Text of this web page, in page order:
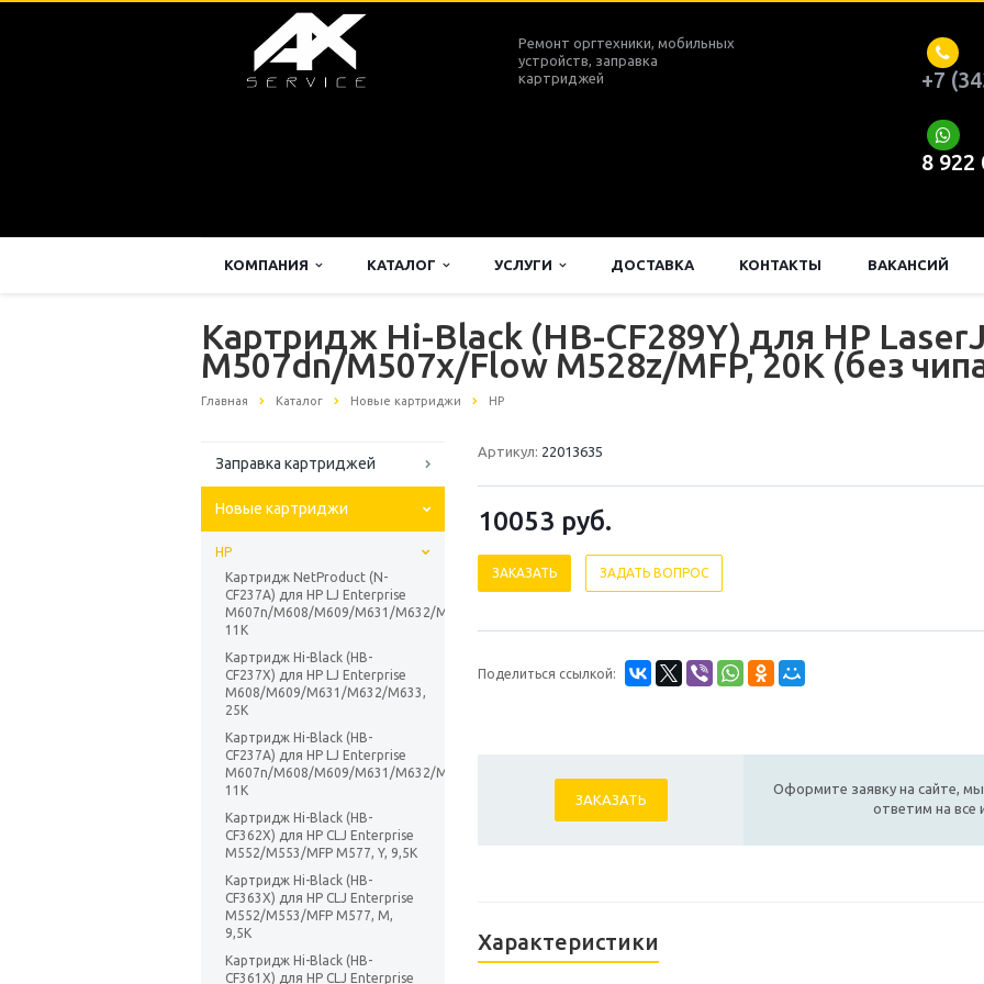
Ремонт оргтехники, мобильных
устройств, заправка
картриджей
+7
8 922
КОМПАНИЯ КАТАЛОГ УСЛУГИ ДОСТАВКА КОНТАКТЫ ВАКАНСИЙ
Картридж Hi-Black (HB-CF289Y) для HP
M507dn/M507x/Flow M528z/MFP, 20K (без
Главная Каталог Новые картриджи HP
Заправка картриджей
Новые картриджи
HP
Картридж NetProduct (N-
CF237A) для HP LJ Enterprise
M607n/M608/M609/M631/M632/M633,
11K
Картридж Hi-Black (HB-
CF237X) для HP LJ Enterprise
M608/M609/M631/M632/M633,
25K
Картридж Hi-Black (HB-
CF237A) для HP LJ Enterprise
M607n/M608/M609/M631/M632/M633,
11K
Картридж Hi-Black (HB-
CF362X) для HP CLJ Enterprise
M552/M553/MFP M577, Y, 9,5K
Картридж Hi-Black (HB-
CF363X) для HP CLJ Enterprise
M552/M553/MFP M577, M,
9,5K
Картридж Hi-Black (HB-
CF361X) для HP CLJ Enterprise
Артикул: 22013635
10053 руб.
ЗАКАЗАТЬ ЗАДАТЬ ВОПРОС
Поделиться ссылкой:
ЗАКАЗАТЬ
Оформите заявку на сайте,
ответим на все
Характеристики